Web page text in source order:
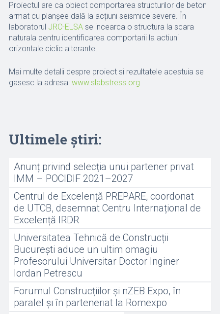
Proiectul are ca obiect comportarea structurilor de beton
armat cu planșee dală la acțiuni seismice severe. În
laboratorul JRC-ELSAse incearca o structura la scara
naturala pentru identificarea comportarii la actiuni
orizontale ciclic alterante.
Mai multe detalii despre proiect si rezultatele acestuia se
gasesc la adresa: www.slabstress.org
Ultimele știri:
Anunț privind selecția unui partener privat
IMM – POCIDIF 2021–2027
Centrul de Excelență PREPARE, coordonat
de UTCB, desemnat Centru Internațional de
Excelență IRDR
Universitatea Tehnică de Construcții
București aduce un ultim omagiu
Profesorului Universitar Doctor Inginer
Iordan Petrescu
Forumul Construcțiilor și nZEB Expo, în
paralel și în parteneriat la Romexpo